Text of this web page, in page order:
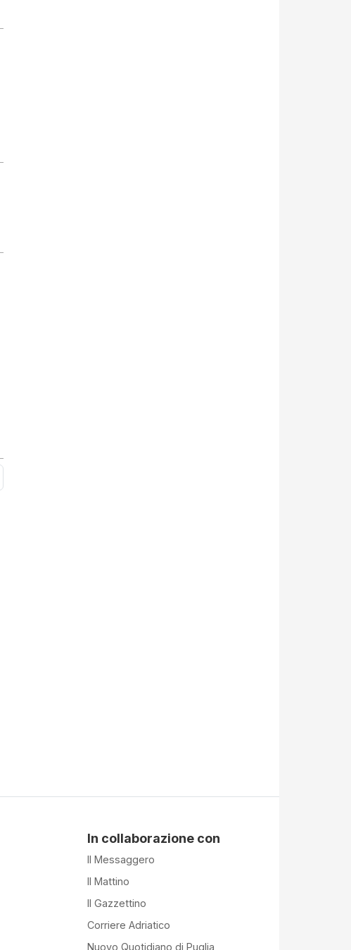
In collaborazione con
Il Messaggero
Il Mattino
Il Gazzettino
Corriere Adriatico
Nuovo Quotidiano di Puglia